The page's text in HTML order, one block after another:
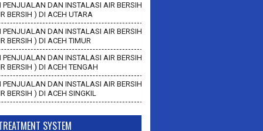
PENJUALAN DAN INSTALASI AIR BERSIH
BERSIH ) DI ACEH UTARA
PENJUALAN DAN INSTALASI AIR BERSIH
BERSIH ) DI ACEH TIMUR
PENJUALAN DAN INSTALASI AIR BERSIH
BERSIH ) DI ACEH TENGAH
PENJUALAN DAN INSTALASI AIR BERSIH
BERSIH ) DI ACEH SINGKIL
SYSTEM